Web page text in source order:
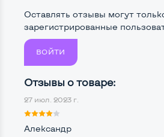
Поверхность дисплея
Мощность:
Процессор Intel Core i5-4200M
Количество ядер / потоков
Частота процессора (базовая-
Оставлять отзывы могут
зарегистрированные
ВОЙТИ
Отзывы о товаре:
27 июл. 2023 г.
Александр